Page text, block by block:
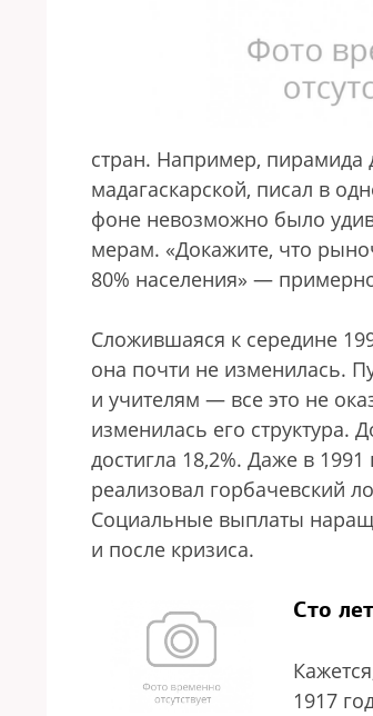
стран. Например, пирамида
мадагаскарской, писал в
фоне невозможно было
мерам. «Докажите, что
80% населения» —
Сложившаяся к середине
она почти не изменилась.
и учителям — все это не
изменилась его структура.
достигла 18,2%. Даже в
реализовал горбачевский
Социальные выплаты
и после кризиса.
Сто
1917